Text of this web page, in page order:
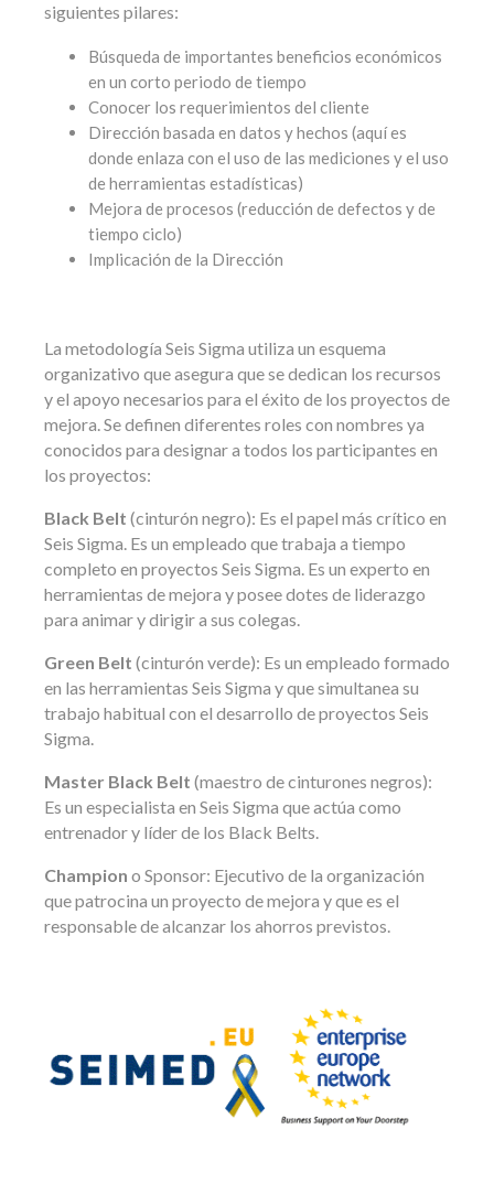
siguientes pilares:
Búsqueda de importantes beneficios económicos
en un corto periodo de tiempo
Conocer los requerimientos del cliente
Dirección basada en datos y hechos (aquí es
donde enlaza con el uso de las mediciones y el uso
de herramientas estadísticas)
Mejora de procesos (reducción de defectos y de
tiempo ciclo)
Implicación de la Dirección
La metodología Seis Sigma utiliza un esquema
organizativo que asegura que se dedican los recursos
y el apoyo necesarios para el éxito de los proyectos de
mejora. Se definen diferentes roles con nombres ya
conocidos para designar a todos los participantes en
los proyectos:
Black Belt (cinturón negro): Es el papel más crítico en
Seis Sigma. Es un empleado que trabaja a tiempo
completo en proyectos Seis Sigma. Es un experto en
herramientas de mejora y posee dotes de liderazgo
para animar y dirigir a sus colegas.
Green Belt (cinturón verde): Es un empleado formado
en las herramientas Seis Sigma y que simultanea su
trabajo habitual con el desarrollo de proyectos Seis
Sigma.
Master Black Belt (maestro de cinturones negros):
Es un especialista en Seis Sigma que actúa como
entrenador y líder de los Black Belts.
Champion o Sponsor: Ejecutivo de la organización
que patrocina un proyecto de mejora y que es el
responsable de alcanzar los ahorros previstos.